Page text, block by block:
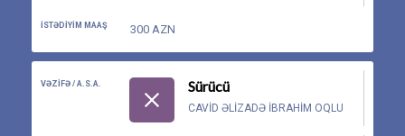
İSTƏDIYIM MAAŞ 300 AZN
VƏZIFƏ / A.S.A. Sürücü
CAVID ƏLIZADƏ IBRAHIM OQLU